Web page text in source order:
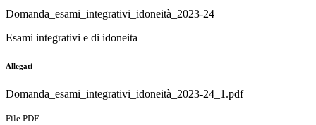
Domanda_esami_integrativi_idoneità_2023-24
Esami integrativi e di idoneita
Allegati
Domanda_esami_integrativi_idoneità_2023-24_1.pdf
File PDF